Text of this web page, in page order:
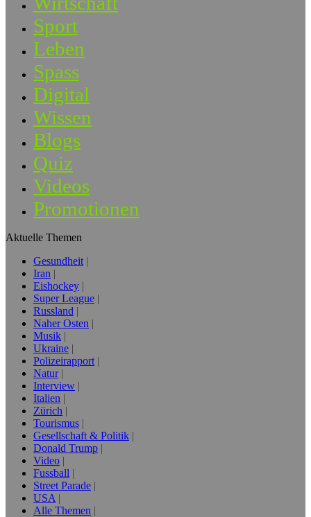
Sport
Leben
Spass
Digital
Wissen
Blogs
Quiz
Videos
Promotionen
Aktuelle Themen
Gesundheit
Iran
Eishockey
Super League
Russland
Naher Osten
Musik
Ukraine
Polizeirapport
Natur
Interview
Italien
Zürich
Tourismus
Gesellschaft & Politik
Donald Trump
Video
Fussball
Street Parade
USA
Alle Themen